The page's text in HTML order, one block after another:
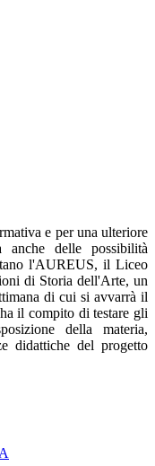
e per una ulteriore
anche delle possibilità
l'AUREUS, il Liceo
di Storia dell'Arte, un
di cui si avvarrà il
il compito di testare gli
della materia,
didattiche del progetto